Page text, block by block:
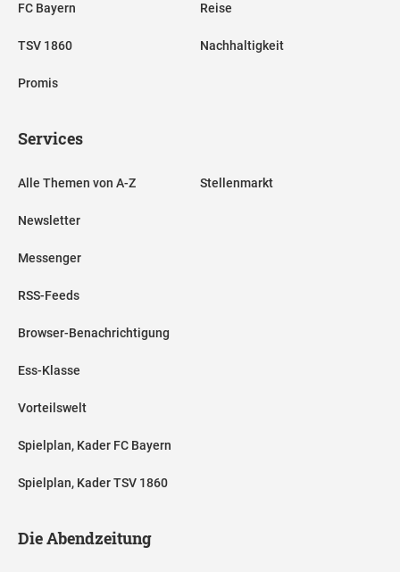
FC Bayern
TSV 1860
Promis
Reise
Nachhaltigkeit
Services
Alle Themen von A-Z
Newsletter
Messenger
RSS-Feeds
Browser-Benachrichtigung
Ess-Klasse
Vorteilswelt
Spielplan, Kader FC Bayern
Spielplan, Kader TSV 1860
Stellenmarkt
Die Abendzeitung